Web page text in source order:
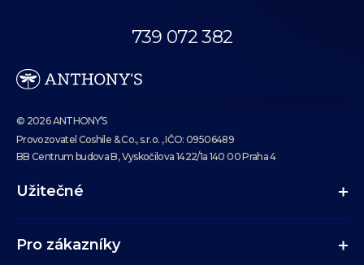
739 072 382
© 2026 ANTHONY’S
Provozovatel Coshile & Co., s.r.o. , IČO: 09506489
BB Centrum budova B, Vyskočilova 1422/1a 140 00 Praha 4
Užitečné
Pro zákazníky